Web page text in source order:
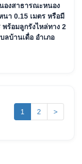
องสาธารณะหนอง
นา 0.15 เมตร หรือมี
ร้อมลูกรังไหล่ทาง 2
ลบ้านเดื่อ อำเภอ
1 (current)
2 >